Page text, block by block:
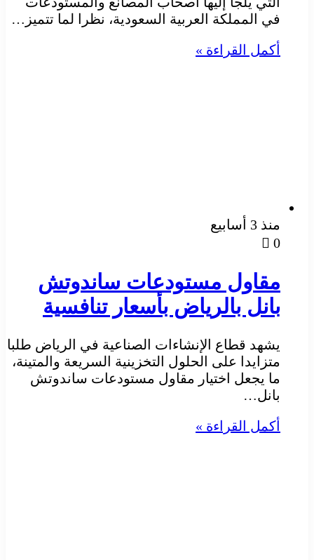
في المملكة العربية السعودية، نظرا لما تتميز…
أكمل القراءة »
منذ 3 أسابيع
0
مقاول مستودعات ساندوتش
بانل بالرياض بأسعار تنافسية
يشهد قطاع الإنشاءات الصناعية في الرياض طلبا
متزايدا على الحلول التخزينية السريعة والمتينة،
ما يجعل اختيار مقاول مستودعات ساندوتش
بانل…
أكمل القراءة »